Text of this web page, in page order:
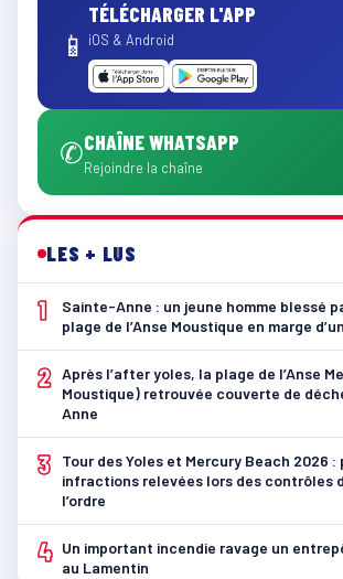
📱
TÉLÉCHARGER L'APP
iOS & Android
✆CHAÎNE WHATSAPP
Rejoindre la chaîne
LES + LUS
1
Sainte-Anne : un jeune homme blessé
plage de l’Anse Moustique en marge
2 Après l’after yoles, la plage de l’Anse
Moustique) retrouvée couverte de
Anne
3
Tour des Yoles et Mercury Beach 2026 :
infractions relevées lors des contrôles
l’ordre
4 Un important incendie ravage un
au Lamentin